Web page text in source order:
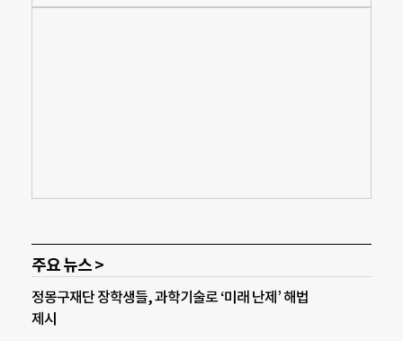
주요 뉴스 >
정몽구재단 장학생들, 과학기술로 ‘미래 난제’ 해법
제시